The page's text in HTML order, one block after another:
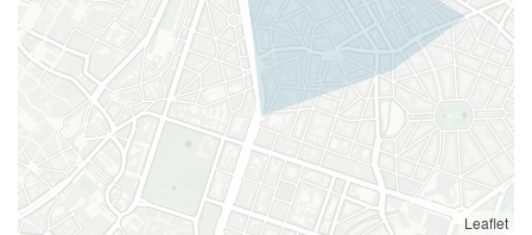
Leaflet